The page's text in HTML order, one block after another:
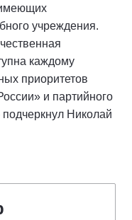
учреждения.
каждому
приоритетов
и партийного
Николай